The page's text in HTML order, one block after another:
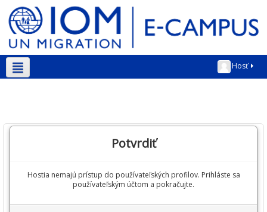
Hosť
Potvrdiť
Hostia nemajú prístup do používateľských profilov. Prihláste sa
používateľským účtom a pokračujte.